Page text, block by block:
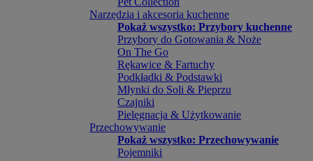
Narzędzia i akcesoria kuchenne
Pokaż wszystko: Przybory kuchenne
Przybory do Gotowania & Noże
On The Go
Rękawice & Fartuchy
Podkładki & Podstawki
Młynki do Soli & Pieprzu
Czajniki
Pielęgnacja & Użytkowanie
Przechowywanie
Pokaż wszystko: Przechowywanie
Pojemniki